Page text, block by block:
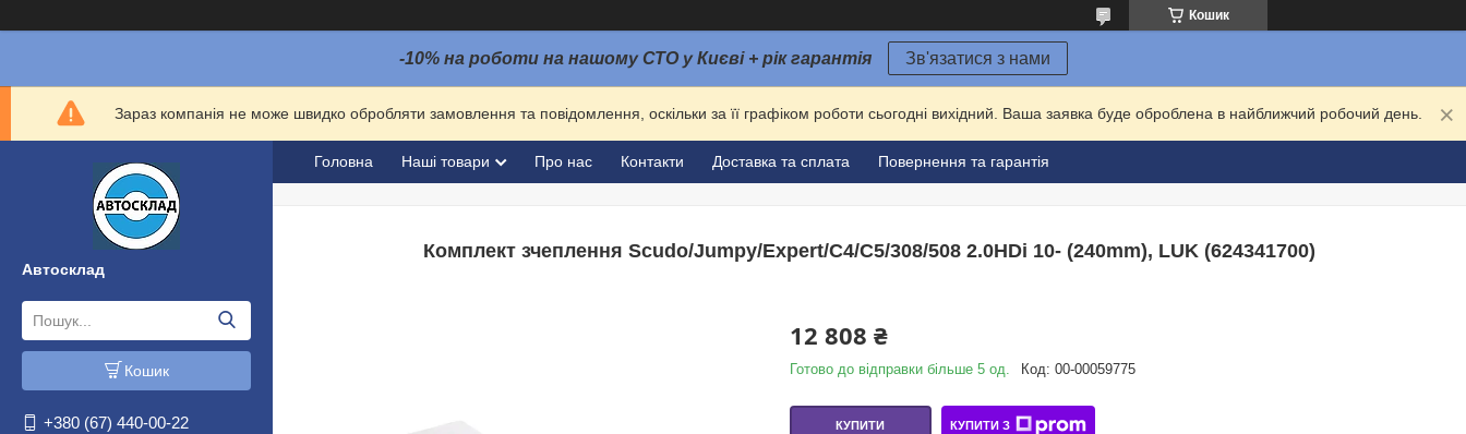
Кошик
-10% на роботи на нашому СТО у Києві + рік гарантія Зв'язатися з нами
Зараз компанія не може швидко обробляти замовлення та повідомлення, оскільки за її графіком роботи сьогодні вихідний. Ваша заявка буде оброблена в найближчий робочий день.
Автосклад
Кошик
+380 (67) 440-00-22
Головна Наші товари Про нас Контакти Доставка та сплата Повернення та гарантія
Комплект зчеплення Scudo/Jumpy/Expert/C4/C5/308/508 2.0HDi 10- (240mm), LUK (624341700)
12 808 ₴
Готово до відправки більше 5 од. Код: 00-00059775
КУПИТИ КУПИТИ З